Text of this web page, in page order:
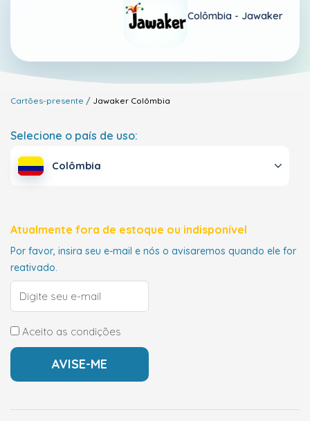
Colômbia - Jawaker
Cartões-presente Jawaker Colômbia
Selecione o país de uso:
Colômbia
Atualmente fora de estoque ou indisponível
Por favor, insira seu e-mail e nós o avisaremos quando ele for
reativado.
Aceito as condições